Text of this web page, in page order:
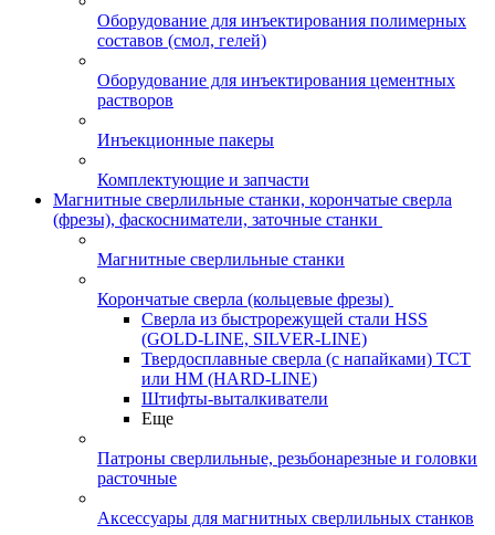
Оборудование для инъектирования полимерных
составов (смол, гелей)
Оборудование для инъектирования цементных
растворов
Инъекционные пакеры
Комплектующие и запчасти
Магнитные сверлильные станки, корончатые сверла
(фрезы), фаскосниматели, заточные станки
Магнитные сверлильные станки
Корончатые сверла (кольцевые фрезы)
Сверла из быстрорежущей стали HSS
(GOLD-LINE, SILVER-LINE)
Твердосплавные сверла (с напайками) ТСТ
или HM (HARD-LINE)
Штифты-выталкиватели
Еще
Патроны сверлильные, резьбонарезные и головки
расточные
Аксессуары для магнитных сверлильных станков